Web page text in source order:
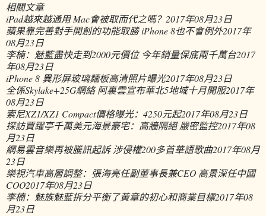
相關文章
iPad越來越通用 Mac會被取而代之嗎？ 2017年08月23日
蘋果靠完善對手開創的功能取勝 iPhone 8也不會例外2017年
08月23日
李楠：魅藍盡快走到2000元價位 今年銷量保底兩千萬台2017
年08月23日
iPhone 8 異形屏玻璃麵板高清照片曝光2017年08月23日
全係Skylake+25G網絡 阿裏雲宣布華北5地域十月開服2017年
08月23日
索尼XZ1/XZ1 Compact價格曝光：4250元起2017年08月23日
探訪賈躍亭千萬美元海景豪宅：高牆隔絕 嚴密監控2017年08
月23日
網易雲音樂再被騰訊起訴 涉侵權200多首華語歌曲2017年08月
23日
樂視汽車高層調整：張海亮任副董事長兼CEO 高景深任中國
COO2017年08月23日
李楠：魅族魅藍拆分平衡了黃章的初心和商業目標2017年08
月23日